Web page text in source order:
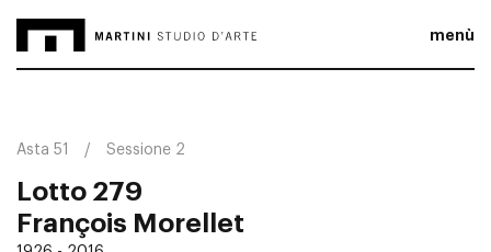
menù
Asta 51 Sessione 2
Lotto 279
François Morellet